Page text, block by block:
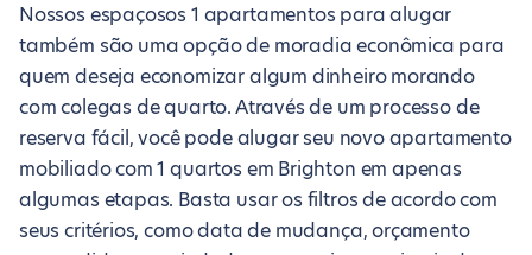
Nossos espaçosos 1 apartamentos para alugar
também são uma opção de moradia econômica para
quem deseja economizar algum dinheiro morando
com colegas de quarto. Através de um processo de
reserva fácil, você pode alugar seu novo apartamento
mobiliado com 1 quartos em Brighton em apenas
algumas etapas. Basta usar os filtros de acordo com
seus critérios, como data de mudança, orçamento